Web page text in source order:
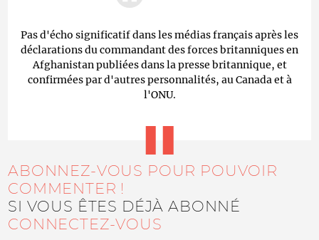
Pas d'écho significatif dans les médias français après les
déclarations du commandant des forces britanniques en
Afghanistan publiées dans la presse britannique, et
confirmées par d'autres personnalités, au Canada et à
l'ONU.
ABONNEZ-VOUS POUR POUVOIR
COMMENTER !
SI VOUS ÊTES DÉJÀ ABONNÉ
CONNECTEZ-VOUS